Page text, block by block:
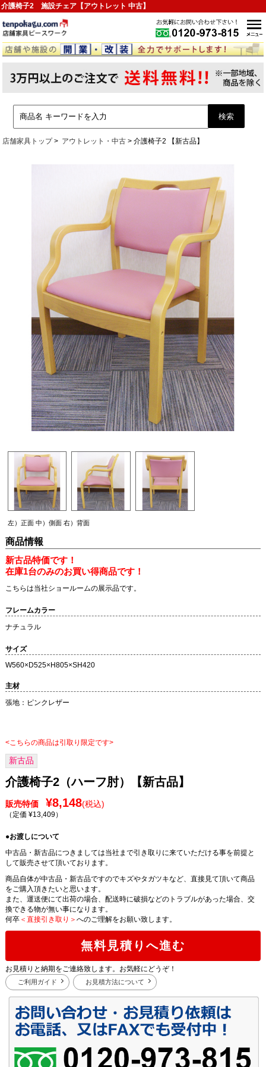
介護椅子2 施設チェア【アウトレット 中古】
店舗家具トップ アウトレット・中古 介護椅子2 【新古品】
左）正面 中）側面 右）背面
商品情報
新古品特価です！
在庫1台のみのお買い得商品です！
こちらは当社ショールームの展示品です。
フレームカラー
ナチュラル
サイズ
W560×D525×H805×SH420
主材
張地：ピンクレザー
<こちらの商品は引取り限定です>
新古品
介護椅子2（ハーフ肘）【新古品】
販売特価 ¥8,148(税込)
（定価 ¥13,409）
●お渡しについて
中古品・新古品につきましては当社まで引き取りに来ていただける事を前提と
して販売させて頂いております。
商品自体が中古品・新古品ですのでキズやタガツキなど、直接見て頂いて商品
をご購入頂きたいと思います。
また、運送便にて出荷の場合、配送時に破損などのトラブルがあった場合、交
換できる物が無い事になります。
何卒＜直接引き取り＞ へのご理解をお願い致します。
無料見積りへ進む
お見積りと納期をご連絡致します。お気軽にどうぞ！
ご利用ガイド お見積方法について